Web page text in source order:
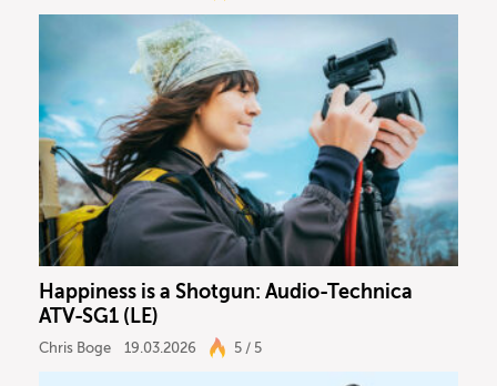
Licht
Vocals
Software
Ergebnisse anzeigen
Happiness is a Shotgun: Audio-Technica
ATV-SG1 (LE)
Chris Boge 19.03.2026 5 / 5